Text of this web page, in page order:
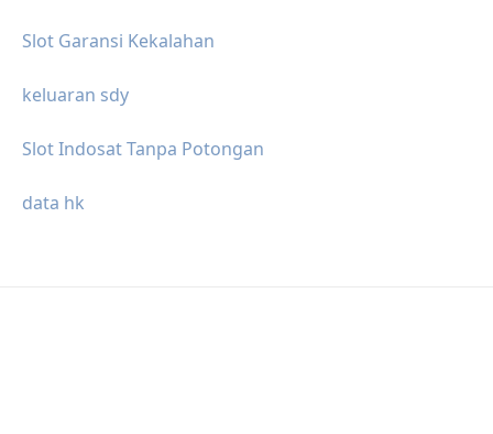
Slot Garansi Kekalahan
keluaran sdy
Slot Indosat Tanpa Potongan
data hk